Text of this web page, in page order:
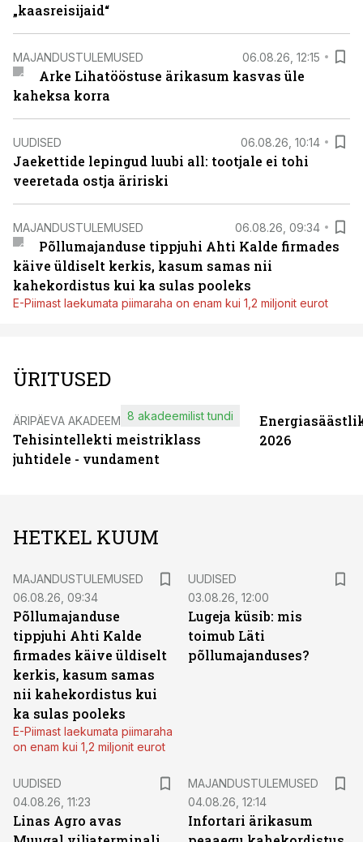
„kaasreisijaid“
MAJANDUSTULEMUSED 06.08.26, 12:15
Arke Lihatööstuse ärikasum kasvas üle
kaheksa korra
UUDISED 06.08.26, 10:14
Jaekettide lepingud luubi all: tootjale ei tohi
veeretada ostja äririski
MAJANDUSTULEMUSED 06.08.26, 09:34
Põllumajanduse tippjuhi Ahti Kalde firmades
käive üldiselt kerkis, kasum samas nii
kahekordistus kui ka sulas pooleks
E-Piimast laekumata piimaraha on enam kui 1,2 miljonit eurot
ÜRITUSED
ÄRIPÄEVA AKADEEMIA
Tehisintellekti meistriklass
juhtidele - vundament
8 akadeemilist tundi
2026
HETKEL KUUM
MAJANDUSTULEMUSED
06.08.26, 09:34
Põllumajanduse
tippjuhi Ahti Kalde
firmades käive üldiselt
kerkis, kasum samas
nii kahekordistus kui
ka sulas pooleks
E-Piimast laekumata piimaraha
on enam kui 1,2 miljonit eurot
UUDISED
03.08.26, 12:00
Lugeja küsib: mis
toimub Läti
põllumajanduses?
UUDISED
04.08.26, 11:23
Linas Agro avas
MAJANDUSTULEMUSED
04.08.26, 12:14
Infortari ärikasum